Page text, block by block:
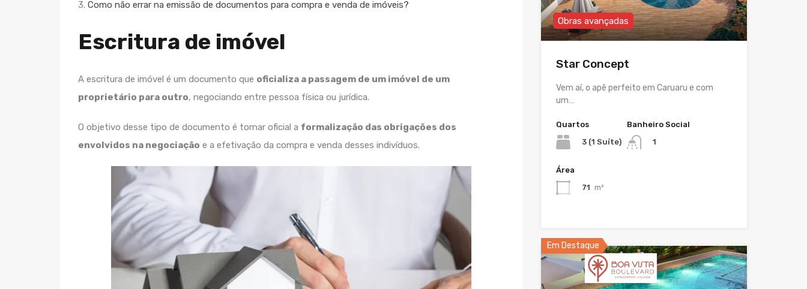
3. Como não errar na emissão de documentos para compra e venda de imóveis?
Escritura de imóvel
A escritura de imóvel é um documento que oficializa a passagem de um imóvel de um
proprietário para outro, negociando entre pessoa física ou jurídica.
O objetivo desse tipo de documento é tornar oficial a formalização das obrigações dos
envolvidos na negociação e a efetivação da compra e venda desses indivíduos.
Obras avançadas
Star Concept
Vem aí, o apê perfeito em Caruaru e com
um…
Quartos
3 (1 Suíte)
Banheiro Social
1
Área
71 m²
Em Destaque